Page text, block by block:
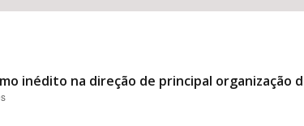
inédito na direção de principal organização